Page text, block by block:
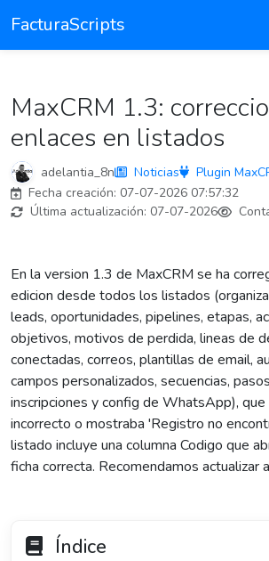
FacturaScripts
MaxCRM 1.3:
enlaces en listados
adelantia_8n Noticias
Plugin
Fecha creación: 07-07-2026 07:57:32
Última actualización: 07-07-2026
En la version 1.3 de MaxCRM se ha
edicion desde todos los listados
leads, oportunidades, pipelines, etapas,
objetivos, motivos de perdida, lineas de
conectadas, correos, plantillas de email,
campos personalizados, secuencias,
inscripciones y config de WhatsApp), que
incorrecto o mostraba 'Registro no
listado incluye una columna Codigo que
ficha correcta. Recomendamos actualizar
Índice